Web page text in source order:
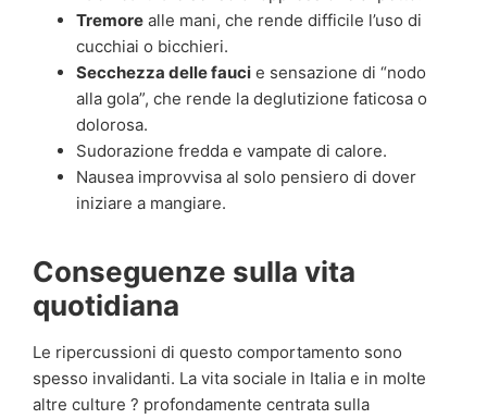
Tremore alle mani, che rende difficile l’uso di
cucchiai o bicchieri.
Secchezza delle fauci e sensazione di “nodo
alla gola”, che rende la deglutizione faticosa o
dolorosa.
Sudorazione fredda e vampate di calore.
Nausea improvvisa al solo pensiero di dover
iniziare a mangiare.
Conseguenze sulla vita
quotidiana
Le ripercussioni di questo comportamento sono
spesso invalidanti. La vita sociale in Italia e in molte
altre culture ? profondamente centrata sulla